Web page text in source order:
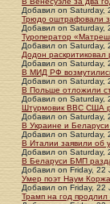
Добавил on Saturday,
Трюдо оштрафовали
Добавил on Saturday,
Туроператор
Добавил on Saturday,
Додон
Добавил on Saturday,
В МИД РФ
Добавил on Saturday,
В Польше отложили
Добавил on Saturday,
Штурмовик ВВС США
Добавил on Saturday,
В Украине и
Добавил on Saturday,
В Италии заявили об
Добавил on Saturday,
В Беларуси БМП
Добавил on Friday, 22
Умер поэт Наум
Добавил on Friday, 22
Трамп на год